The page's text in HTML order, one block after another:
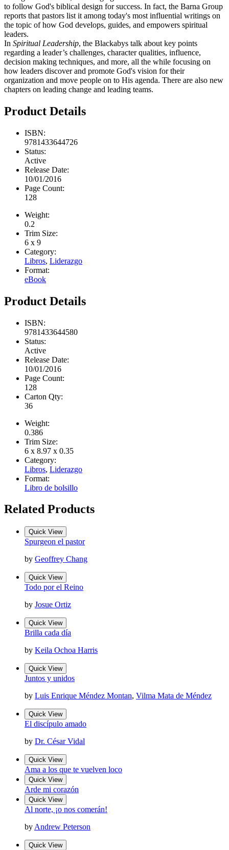
to follow God's biblical design for success. In fact, the Barna Group
reports that pastors list it among today's most influential writings on
the topic of how God develops, guides, and empowers spiritual
leaders.
In Spiritual Leadership, the Blackabys talk about key points
regarding a leader’s challenges, character qualities, influence,
decision making techniques, and more, all the while focusing on
how leaders discover and promote God's vision for their
organization and move people on to His agenda. There are also new
chapters on leading change and leading teams.
Product Details
ISBN:
9781433644726
Status:
Active
Release Date:
10/01/2016
Page Count:
128
Weight:
0.2
Trim Size:
6 x 9
Category:
Libros, Liderazgo
Format:
eBook
Product Details
ISBN:
9781433644580
Status:
Active
Release Date:
10/01/2016
Page Count:
128
Carton Qty:
36
Weight:
0.386
Trim Size:
6 x 8.97 x 0.35
Category:
Libros, Liderazgo
Format:
Libro de bolsillo
Related Products
Quick View
Spurgeon el pastor
by Geoffrey Chang
Quick View
Todo por el Reino
by Josue Ortiz
Quick View
Brilla cada día
by Keila Ochoa Harris
Quick View
Juntos y unidos
by Luis Enrique Méndez Montan, Vilma Mata de Méndez
Quick View
El discípulo amado
by Dr. César Vidal
Quick View
Ama a los que te vuelven loco
Quick View
Arde mi corazón
Quick View
Al norte, ¡o nos comerán!
by Andrew Peterson
Quick View